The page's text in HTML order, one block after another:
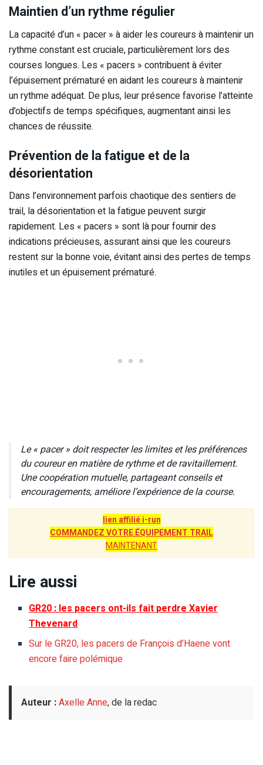
Maintien d’un rythme régulier
La capacité d’un « pacer » à aider les coureurs à maintenir un
rythme constant est cruciale, particulièrement lors des
courses longues. Les « pacers » contribuent à éviter
l’épuisement prématuré en aidant les coureurs à maintenir
un rythme adéquat. De plus, leur présence favorise l’atteinte
d’objectifs de temps spécifiques, augmentant ainsi les
chances de réussite.
Prévention de la fatigue et de la
désorientation
Dans l’environnement parfois chaotique des sentiers de
trail, la désorientation et la fatigue peuvent surgir
rapidement. Les « pacers » sont là pour fournir des
indications précieuses, assurant ainsi que les coureurs
restent sur la bonne voie, évitant ainsi des pertes de temps
inutiles et un épuisement prématuré.
Le « pacer » doit respecter les limites et les préférences
du coureur en matière de rythme et de ravitaillement.
Une coopération mutuelle, partageant conseils et
encouragements, améliore l’expérience de la course.
lien affilié i-run
COMMANDEZ VOTRE ÉQUIPEMENT TRAIL
MAINTENANT
Lire aussi
GR20 : les pacers ont-ils fait perdre Xavier
Thevenard
Sur le GR20, les pacers de François d’Haene vont
encore faire polémique
Auteur :Axelle Anne, de la redac